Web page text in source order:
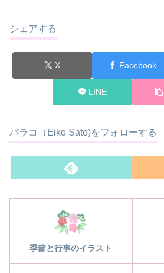
シェアする
X Facebook
LINE
パラコ（Eiko Sato)をフォローする
季節と行事のイラスト